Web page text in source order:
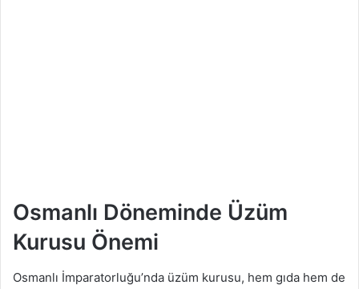
Osmanlı Döneminde Üzüm
Kurusu Önemi
Osmanlı İmparatorluğu’nda üzüm kurusu, hem gıda hem de